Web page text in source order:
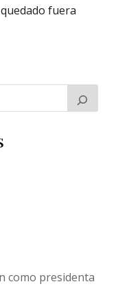
fuera
como presidenta